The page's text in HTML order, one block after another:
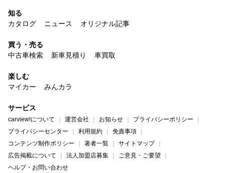
知る
カタログ
ニュース オリジナル記事
買う・売る
中古車検索
新車見積り 車買取
楽しむ
マイカー
みんカラ
サービス
carview!について 運営会社 お知らせ
プライバシーポリシー
プライバシーセンター
利用規約
免責事項
コンテンツ制作ポリシー
著者一覧
サイトマップ
広告掲載について
法人加盟店募集
ご意見・ご要望
ヘルプ・お問い合わせ